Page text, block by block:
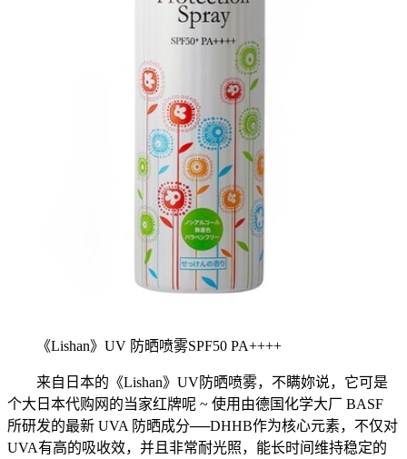
《Lishan》UV 防晒喷雾SPF50 PA++++
来自日本的《Lishan》UV防晒喷雾，不瞒妳说，它可是
个大日本代购网的当家红牌呢 ~ 使用由德国化学大厂 BASF
所研发的最新 UVA 防晒成分──DHHB作为核心元素，不仅对
UVA有高的吸收效，并且非常耐光照，能长时间维持稳定的